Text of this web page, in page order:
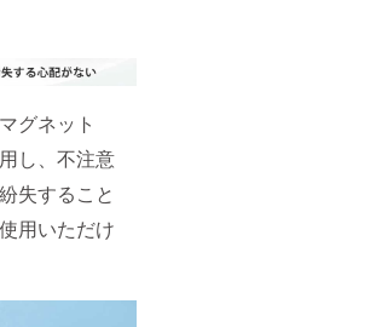
グネット
し、不注意
失すること
用いただけ